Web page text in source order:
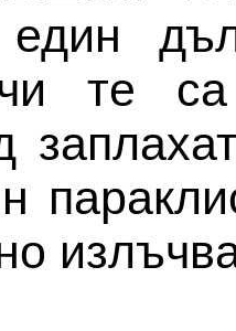
един
те